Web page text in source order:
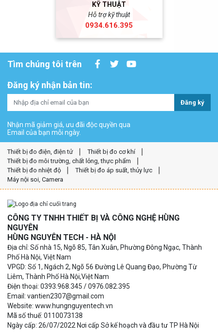
KỸ THUẬT
Hỗ trợ kỹ thuật
0934.616.395
Tìm chúng tôi trên
Đăng ký nhận bản tin:
Đăng ký
Nhận mã giảm giá, ưu đãi độc quyền qua
Email của bạn mỗi ngày.
Thiết bị đo điện, điện tử
Thiết bị đo cơ khí
Thiết bị đo môi trường, chất lỏng, thực phẩm
Thiết bị đo nhiệt độ
Thiết bị đo áp suất, thủy lực
Máy nội soi, Camera
CÔNG TY TNHH THIẾT BỊ VÀ CÔNG NGHỆ HÙNG
NGUYÊN
HÙNG NGUYÊN TECH - HÀ NỘI
Địa chỉ: Số nhà 15, Ngõ 85, Tân Xuân, Phường Đông Ngạc, Thành
Phố Hà Nội, Việt Nam
VPGD: Số 1, Ngách 2, Ngõ 56 Đường Lê Quang Đạo, Phường Từ
Liêm, Thành Phố Hà Nội,Việt Nam
Điện thoại: 0393.968.345 / 0976.082.395
Email: vantien2307@gmail.com
Website: www.hungnguyentech.vn
Mã số thuế: 0110073138
Ngày cấp: 26/07/2022 Nơi cấp Sở kế hoạch và đầu tư TP Hà Nội